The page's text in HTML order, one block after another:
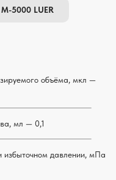
5000 LUER
объёма, мкл —
мл — 0,1
избыточном давлении, мПа